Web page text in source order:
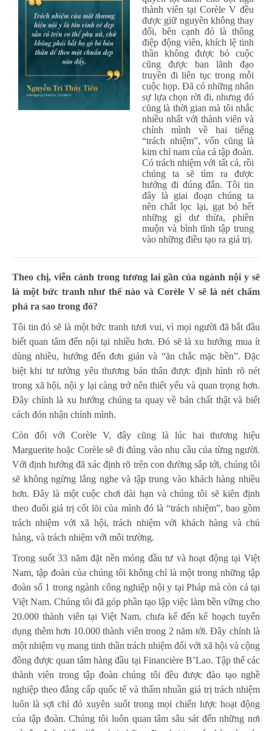
thành viên tại Corèle V đều
được giữ nguyên không thay
đổi, bên cạnh đó là thông
điệp động viên, khích lệ tinh
thần không được bỏ cuộc
cũng được ban lãnh đạo
truyền đi liên tục trong mỗi
cuộc họp. Đã có những nhân
sự lựa chọn rời đi, nhưng đó
cũng là thời gian mà tôi nhắc
nhiều nhất với thành viên và
chính mình về hai tiếng
“trách nhiệm”, vốn cũng là
kim chỉ nam của cả tập đoàn.
Có trách nhiệm với tất cả, rồi
chúng ta sẽ tìm ra được
hướng đi đúng đắn. Tôi tin
đây là giai đoạn chúng ta
nên chắt lọc lại, gạt bỏ hết
những gì dư thừa, phiền
muộn và bình tĩnh tập trung
vào những điều tạo ra giá trị.
Theo chị, viễn cảnh trong tương lai gần của ngành nội y sẽ
là một bức tranh như thế nào và Corèle V sẽ là nét chấm
phá ra sao trong đó?
Tôi tin đó sẽ là một bức tranh tươi vui, vì mọi người đã bắt đầu
biết quan tâm đến nội tại nhiều hơn. Đó sẽ là xu hướng mua ít
dùng nhiều, hướng đến đơn giản và “ăn chắc mặc bền”. Đặc
biệt khi tư tưởng yêu thương bản thân được định hình rõ nét
trong xã hội, nội y lại càng trở nên thiết yếu và quan trọng hơn.
Đây chính là xu hướng chúng ta quay về bản chất thật và biết
cách đón nhận chính mình.
Còn đối với Corèle V, đây cũng là lúc hai thương hiệu
Marguerite hoặc Corèle sẽ đi đúng vào nhu cầu của từng người.
Với định hướng đã xác định rõ trên con đường sắp tới, chúng tôi
sẽ không ngừng lắng nghe và tập trung vào khách hàng nhiều
hơn. Đây là một cuộc chơi dài hạn và chúng tôi sẽ kiên định
theo đuổi giá trị cốt lõi của mình đó là “trách nhiệm”, bao gồm
trách nhiệm với xã hội, trách nhiệm với khách hàng và chủ
hàng, và trách nhiệm với môi trường.
Trong suốt 33 năm đặt nền móng đầu tư và hoạt động tại Việt
Nam, tập đoàn của chúng tôi không chỉ là một trong những tập
đoàn số 1 trong ngành công nghiệp nội y tại Pháp mà còn cả tại
Việt Nam. Chúng tôi đã góp phần tạo lập việc làm bền vững cho
20.000 thành viên tại Việt Nam, chưa kể đến kế hoạch tuyển
dụng thêm hơn 10.000 thành viên trong 2 năm tới. Đây chính là
một nhiệm vụ mang tinh thần trách nhiệm đối với xã hội và cộng
đồng được quan tâm hàng đầu tại Financière B’Lao. Tập thể các
thành viên trong tập đoàn chúng tôi đều được đào tạo nghề
nghiệp theo đẳng cấp quốc tế và thấm nhuần giá trị trách nhiệm
luôn là sợi chỉ đỏ xuyên suốt trong mọi chiến lược hoạt động
của tập đoàn. Chúng tôi luôn quan tâm sâu sát đến những nơi